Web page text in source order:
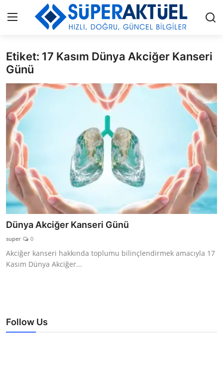
Giriş Kayıt Ol
İLETİŞİM
HAKKIMIZDA
KÜNYE
MODA
İŞ BİRLİĞİ
MÜZİK
TEKNOLOJİ
BİLGİ
ÖNEMLİ GÜNLER
Etiket: 17 Kasım Dünya Akciğer Kanseri
Günü
Dünya Akciğer Kanseri Günü
super 0
Akciğer kanseri hakkında toplumu bilinçlendirmek amacıyla 17
Kasım Dünya Akciğer...
Follow Us